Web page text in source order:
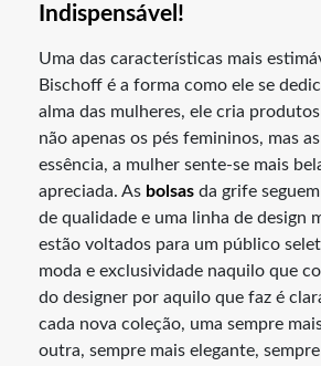
Indispensável!
Uma das características mais
Bischoff é a forma como ele se
alma das mulheres, ele cria
não apenas os pés femininos, mas
essência, a mulher sente-se mais
apreciada. As bolsas da grife
de qualidade e uma linha de design
estão voltados para um público
moda e exclusividade naquilo que
do designer por aquilo que faz é
cada nova coleção, uma sempre
outra, sempre mais elegante,